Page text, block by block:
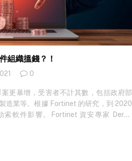
組織搵錢？！
0
更暴增，受害者不計其數，包括政府部
造業等。根據 Fortinet 的研究，到 2020
軟件影響。Fortinet 資安專家 Derek